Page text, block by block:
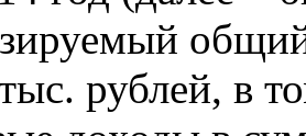
рублей, в